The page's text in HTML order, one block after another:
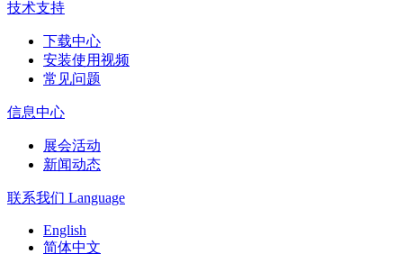
技术支持
下载中心
安装使用视频
常见问题
信息中心
展会活动
新闻动态
联系我们 Language
English
简体中文